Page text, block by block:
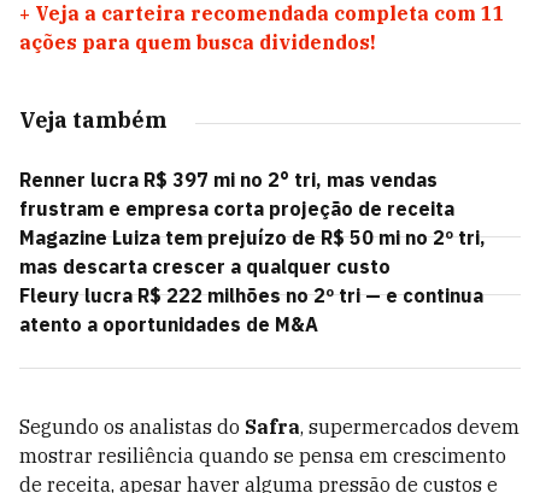
+ Veja a carteira recomendada completa com 11
ações para quem busca dividendos!
Veja também
Renner lucra R$ 397 mi no 2° tri, mas vendas
frustram e empresa corta projeção de receita
Magazine Luiza tem prejuízo de R$ 50 mi no 2º tri,
mas descarta crescer a qualquer custo
Fleury lucra R$ 222 milhões no 2º tri — e continua
atento a oportunidades de M&A
Segundo os analistas do Safra, supermercados devem
mostrar resiliência quando se pensa em crescimento
de receita, apesar haver alguma pressão de custos e